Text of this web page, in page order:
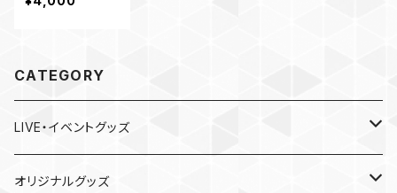
loom】バスタオ
CATEGORY
LIVE・イベントグッズ
LIVE
オリジナルグッズ